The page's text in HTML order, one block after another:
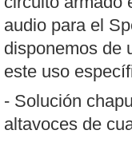
SciTE (Linux/
ZXSpectrum.
herramientas
desarrollar
Actualización
MP3". Incluye
audio para el
disponemos de
este uso
- Solución
altavoces de